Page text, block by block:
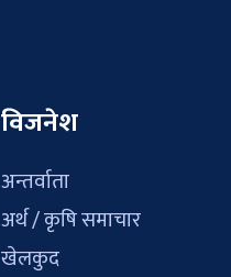
विजनेश
अन्तर्वाता
अर्थ / कृषि समाचार
खेलकुद